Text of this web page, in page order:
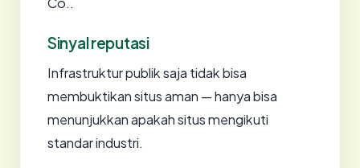
Sinyal reputasi
Infrastruktur publik saja tidak bisa
membuktikan situs aman — hanya bisa
menunjukkan apakah situs mengikuti
standar industri.